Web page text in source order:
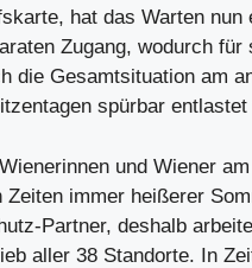
hat das Warten nun
Zugang, wodurch für
die Gesamtsituation am
spürbar entlastet
und Wiener
immer heißerer
Partner, deshalb
aller 38 Standorte. In